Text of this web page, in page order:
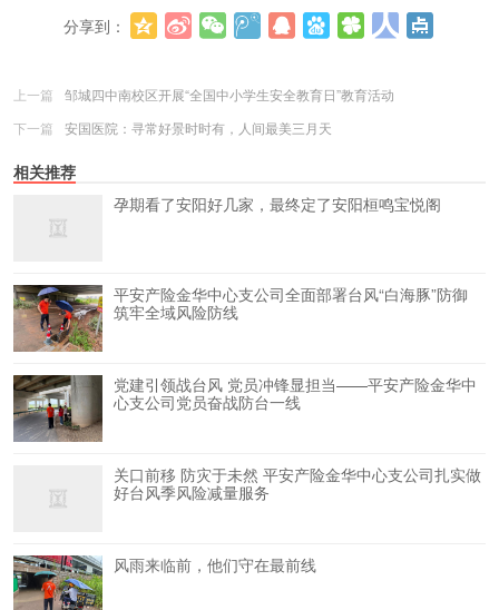
分享到：
上一篇
邹城四中南校区开展“全国中小学生安全教育日”教育活动
下一篇
安国医院：寻常好景时时有，人间最美三月天
相关推荐
孕期看了安阳好几家，最终定了安阳桓鸣宝悦阁
平安产险金华中心支公司全面部署台风“白海豚”防御
筑牢全域风险防线
党建引领战台风 党员冲锋显担当——平安产险金华中
心支公司党员奋战防台一线
关口前移 防灾于未然 平安产险金华中心支公司扎实做
好台风季风险减量服务
风雨来临前，他们守在最前线